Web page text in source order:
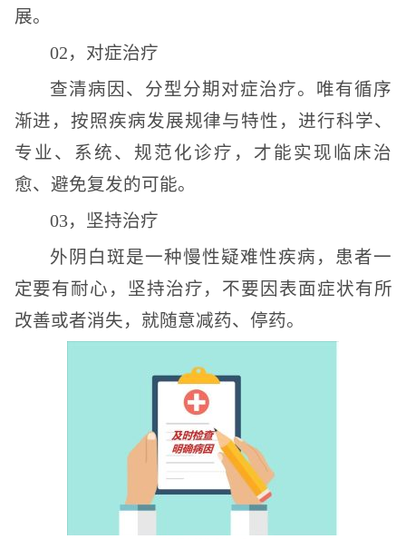
展。
02，对症治疗
查清病因、分型分期对症治疗。唯有循序
渐进，按照疾病发展规律与特性，进行科学、
专业、系统、规范化诊疗，才能实现临床治
愈、避免复发的可能。
03，坚持治疗
外阴白斑是一种慢性疑难性疾病，患者一
定要有耐心，坚持治疗，不要因表面症状有所
改善或者消失，就随意减药、停药。